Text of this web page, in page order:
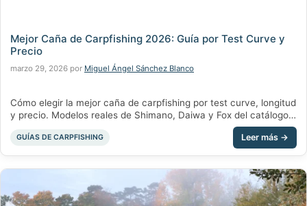
Mejor Caña de Carpfishing 2026: Guía por Test Curve y
Precio
marzo 29, 2026 por Miguel Ángel Sánchez Blanco
Cómo elegir la mejor caña de carpfishing por test curve, longitud
y precio. Modelos reales de Shimano, Daiwa y Fox del catálogo
Categorías
GUÍAS DE CARPFISHING